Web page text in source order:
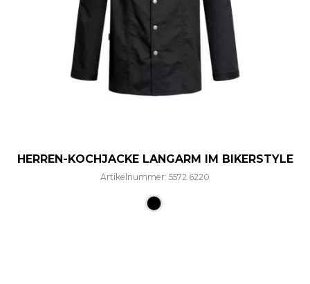
HERREN-KOCHJACKE LANGARM IM BIKERSTYLE
Artikelnummer: 5572.6220